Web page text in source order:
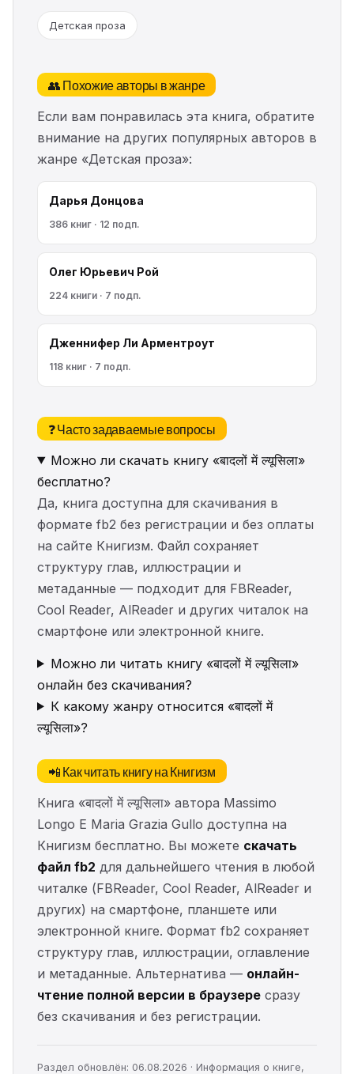
Детская проза
👥 Похожие авторы в жанре
Если вам понравилась эта книга, обратите
внимание на других популярных авторов в
жанре «Детская проза»:
Дарья Донцова
386 книг · 12 подп.
Олег Юрьевич Рой
224 книги · 7 подп.
Дженнифер Ли Арментроут
118 книг · 7 подп.
❓ Часто задаваемые вопросы
Можно ли скачать книгу «बादलों में ल्यूसिला»
бесплатно?
Да, книга доступна для скачивания в
формате fb2 без регистрации и без оплаты
на сайте Книгизм. Файл сохраняет
структуру глав, иллюстрации и
метаданные — подходит для FBReader,
Cool Reader, AlReader и других читалок на
смартфоне или электронной книге.
Можно ли читать книгу «बादलों में ल्यूसिला»
онлайн без скачивания?
К какому жанру относится «बादलों में
ल्यूसिला»?
📲 Как читать книгу на Книгизм
Книга «बादलों में ल्यूसिला» автора Massimo
Longo E Maria Grazia Gullo доступна на
Книгизм бесплатно. Вы можете скачать
файл fb2 для дальнейшего чтения в любой
читалке (FBReader, Cool Reader, AlReader и
других) на смартфоне, планшете или
электронной книге. Формат fb2 сохраняет
структуру глав, иллюстрации, оглавление
и метаданные. Альтернатива — онлайн-
чтение полной версии в браузере сразу
без скачивания и без регистрации.
Раздел обновлён: 06.08.2026 · Информация о книге,